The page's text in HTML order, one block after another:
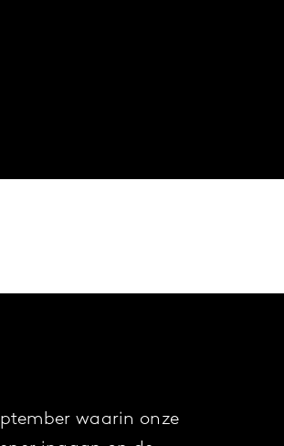
waarin onze